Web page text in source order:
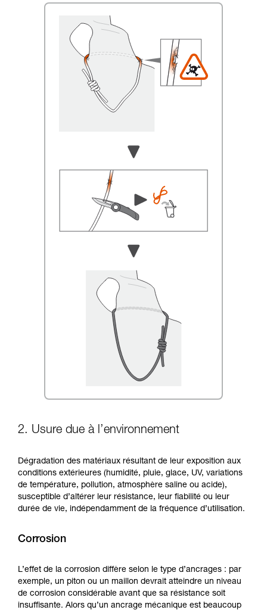
2. Usure due à l’environnement
Dégradation des matériaux résultant de leur exposition aux
conditions extérieures (humidité, pluie, glace, UV, variations
de température, pollution, atmosphère saline ou acide),
susceptible d’altérer leur résistance, leur fiabilité ou leur
durée de vie, indépendamment de la fréquence d’utilisation.
Corrosion
L’effet de la corrosion diffère selon le type d’ancrages : par
exemple, un piton ou un maillon devrait atteindre un niveau
de corrosion considérable avant que sa résistance soit
insuffisante. Alors qu’un ancrage mécanique est beaucoup